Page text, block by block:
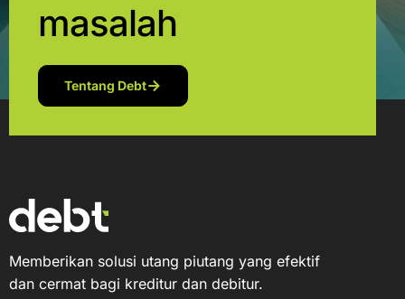
masalah
Tentang Debt
Memberikan solusi utang piutang yang efektif
dan cermat bagi kreditur dan debitur.